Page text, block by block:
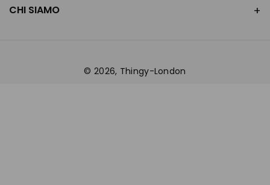
CHI SIAMO
© 2026, Thingy-London